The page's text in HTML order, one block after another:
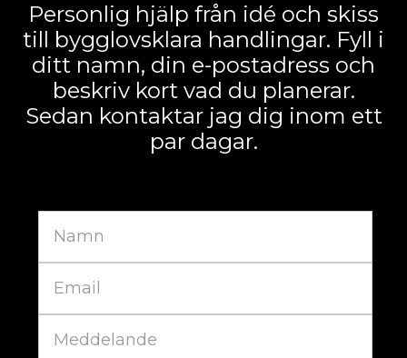
Personlig hjälp från idé och skiss
till bygglovsklara handlingar. Fyll i
ditt namn, din e-postadress och
beskriv kort vad du planerar.
Sedan kontaktar jag dig inom ett
par dagar.